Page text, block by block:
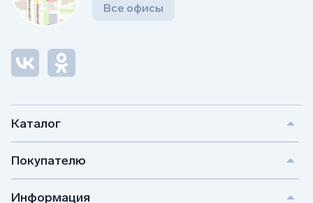
Каталог
Покупателю
Информация
Все офисы